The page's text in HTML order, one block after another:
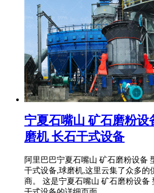
宁夏石嘴山 矿石磨粉设
磨机 长石干式设备
阿里巴巴宁夏石嘴山 矿石磨粉设备
干式设备,球磨机,这里云集了众多的
商。 这是宁夏石嘴山 矿石磨粉设备